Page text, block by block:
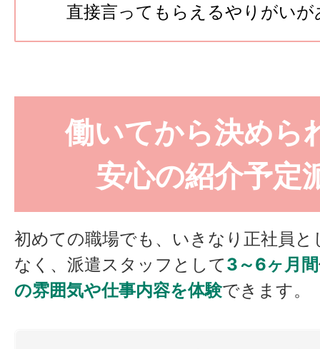
直接言ってもらえるやりがい
働いてから決めら
安心の紹介予定
初めての職場でも、いきなり正社員
なく、派遣スタッフとして3～6ヶ月間
の雰囲気や仕事内容を体験できます。